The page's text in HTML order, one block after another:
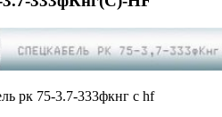
рк 75-3.7-333фкнг с hf